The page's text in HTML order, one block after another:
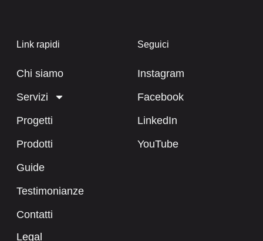
Link rapidi
Chi siamo
Servizi
Progetti
Prodotti
Guide
Testimonianze
Contatti
Legal
Seguici
Instagram
Facebook
LinkedIn
YouTube